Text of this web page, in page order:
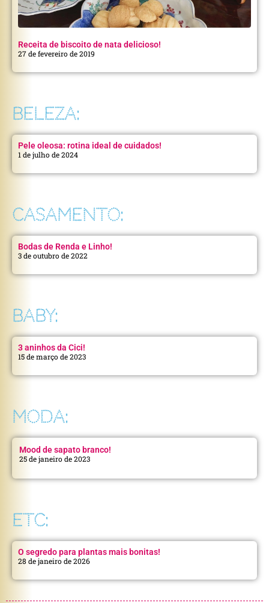
Receita de biscoito de nata delicioso!
27 de fevereiro de 2019
BELEZA:
Pele oleosa: rotina ideal de cuidados!
1 de julho de 2024
CASAMENTO:
Bodas de Renda e Linho!
3 de outubro de 2022
BABY:
3 aninhos da Cici!
15 de março de 2023
MODA:
Mood de sapato branco!
25 de janeiro de 2023
ETC:
O segredo para plantas mais bonitas!
28 de janeiro de 2026